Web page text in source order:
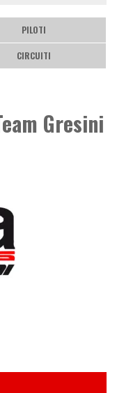
PILOTI
CIRCUITI
Gresini